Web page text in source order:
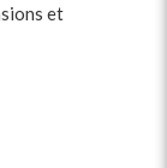
et